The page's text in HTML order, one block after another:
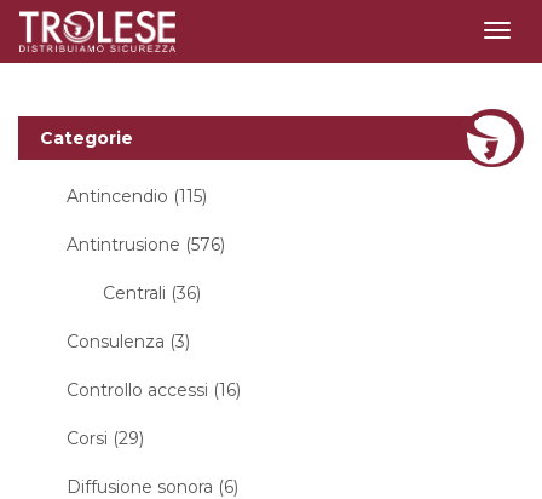
Categorie
Antincendio (115)
Antintrusione (576)
Centrali (36)
Consulenza (3)
Controllo accessi (16)
Corsi (29)
Diffusione sonora (6)